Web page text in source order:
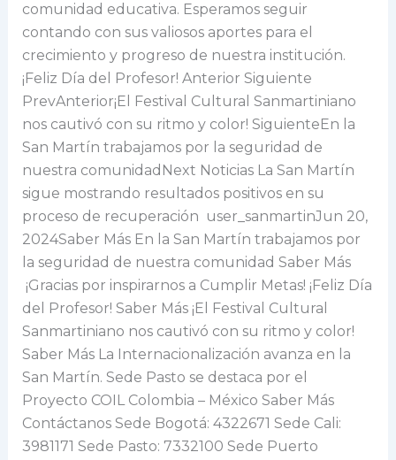
comunidad educativa. Esperamos seguir
contando con sus valiosos aportes para el
crecimiento y progreso de nuestra institución.
¡Feliz Día del Profesor! Anterior Siguiente
PrevAnterior¡El Festival Cultural Sanmartiniano
nos cautivó con su ritmo y color! SiguienteEn la
San Martín trabajamos por la seguridad de
nuestra comunidadNext Noticias La San Martín
sigue mostrando resultados positivos en su
proceso de recuperación user_sanmartinJun 20,
2024Saber Más En la San Martín trabajamos por
la seguridad de nuestra comunidad Saber Más
¡Gracias por inspirarnos a Cumplir Metas! ¡Feliz Día
del Profesor! Saber Más ¡El Festival Cultural
Sanmartiniano nos cautivó con su ritmo y color!
Saber Más La Internacionalización avanza en la
San Martín. Sede Pasto se destaca por el
Proyecto COIL Colombia – México Saber Más
Contáctanos Sede Bogotá: 4322671 Sede Cali:
3981171 Sede Pasto: 7332100 Sede Puerto